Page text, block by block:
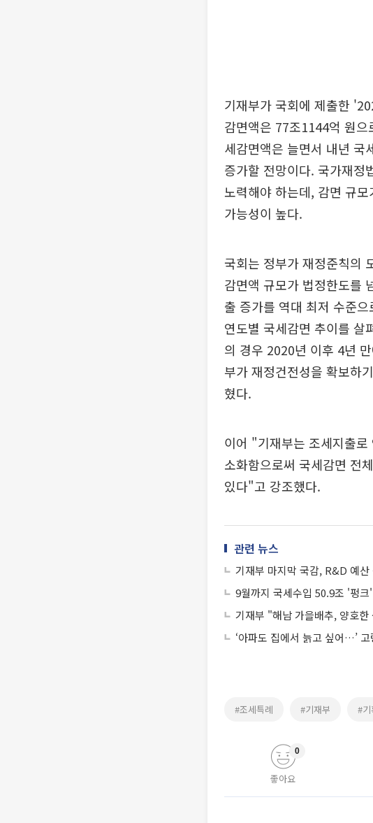
기재부가 국회에 제출한
감면액은 77조1144억 원
세감면액은 늘면서 내년
증가할 전망이다. 국가재정
노력해야 하는데, 감면 규
가능성이 높다.
국회는 정부가 재정준칙의
감면액 규모가 법정한도를
출 증가를 역대 최저 수준
연도별 국세감면 추이를
의 경우 2020년 이후 4년
부가 재정건전성을 확보하
혔다.
이어 "기재부는 조세지출
소화함으로써 국세감면 전
있다"고 강조했다.
관련 뉴스
기재부 마지막 국감, R&D 예
9월까지 국세수입 50.9조 '펑
기재부 "해남 가을배추, 양호
‘아파도 집에서 늙고 싶어…’
#조세특례 #기재부 #기
좋아요
0